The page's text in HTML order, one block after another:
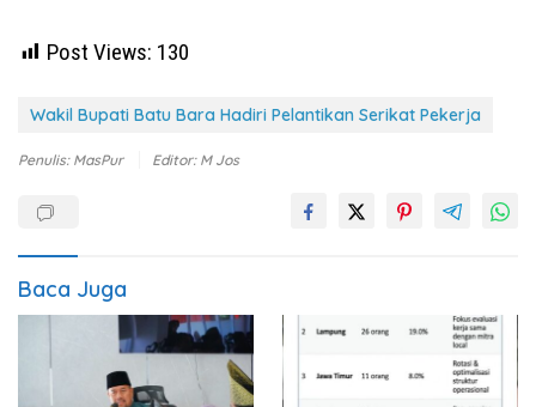
Post Views: 130
Wakil Bupati Batu Bara Hadiri Pelantikan Serikat Pekerja
Penulis: MasPur Editor: M Jos
Baca Juga